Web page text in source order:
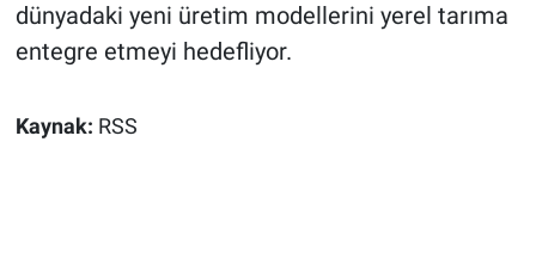
dünyadaki yeni üretim modellerini yerel tarıma
entegre etmeyi hedefliyor.
Kaynak: RSS